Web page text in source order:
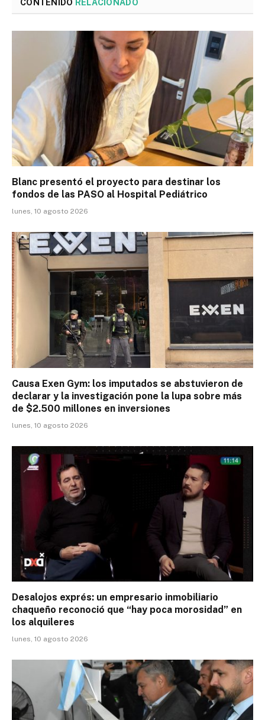
CONTENIDO RELACIONADO
Blanc presentó el proyecto para destinar los
fondos de las PASO al Hospital Pediátrico
lunes, 10 agosto 2026
Causa Exen Gym: los imputados se abstuvieron de
declarar y la investigación pone la lupa sobre más
de $2.500 millones en inversiones
lunes, 10 agosto 2026
Desalojos exprés: un empresario inmobiliario
chaqueño reconoció que “hay poca morosidad” en
los alquileres
lunes, 10 agosto 2026